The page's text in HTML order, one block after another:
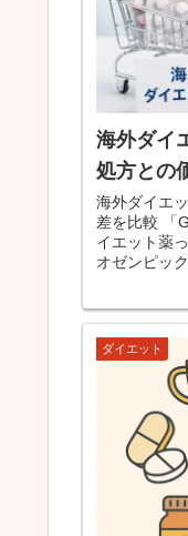
海外ダイ
処方との
海外ダイエ
差を比較 「
イエット薬って本当
オゼンピッ
ダイエット